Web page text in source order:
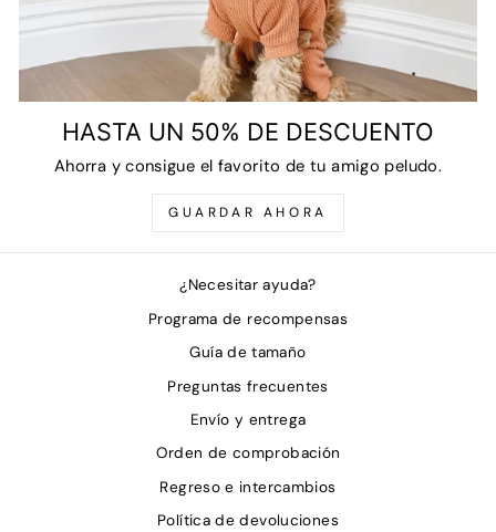
HASTA UN 50% DE DESCUENTO
Ahorra y consigue el favorito de tu amigo peludo.
GUARDAR AHORA
¿Necesitar ayuda?
Programa de recompensas
Guía de tamaño
Preguntas frecuentes
Envío y entrega
Orden de comprobación
Regreso e intercambios
Política de devoluciones